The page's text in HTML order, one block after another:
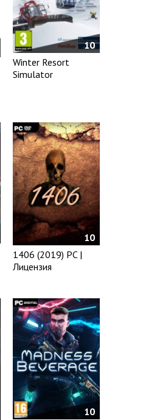
10
Winter Resort
Simulator
10
1406 (2019) PC |
Лицензия
10